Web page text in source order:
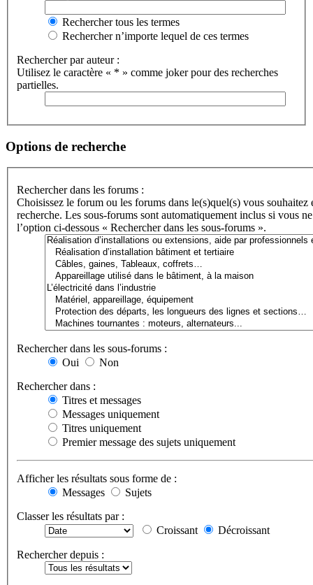
Rechercher tous les termes
Rechercher n’importe lequel de ces termes
Rechercher par auteur :
Utilisez le caractère « * » comme joker pour des recherches
partielles.
Options de recherche
Rechercher dans les forums :
Choisissez le forum ou les forums dans le(s)quel(s) vous souhaitez
recherche. Les sous-forums sont automatiquement inclus si vous
l’option ci-dessous « Rechercher dans les sous-forums ».
Rechercher dans les sous-forums :
Oui
Non
Rechercher dans :
Titres et messages
Messages uniquement
Titres uniquement
Premier message des sujets uniquement
Afficher les résultats sous forme de :
Messages
Sujets
Classer les résultats par :
Croissant
Décroissant
Rechercher depuis :